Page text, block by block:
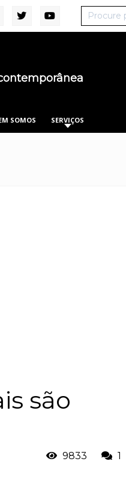
SOMOS SERVIÇOS
são
9833 1